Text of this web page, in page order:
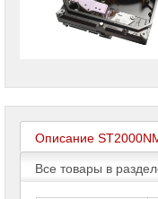
Проекторы
Ноутбуки
Brand
Name
Моноблоки
Описание
Все товары в